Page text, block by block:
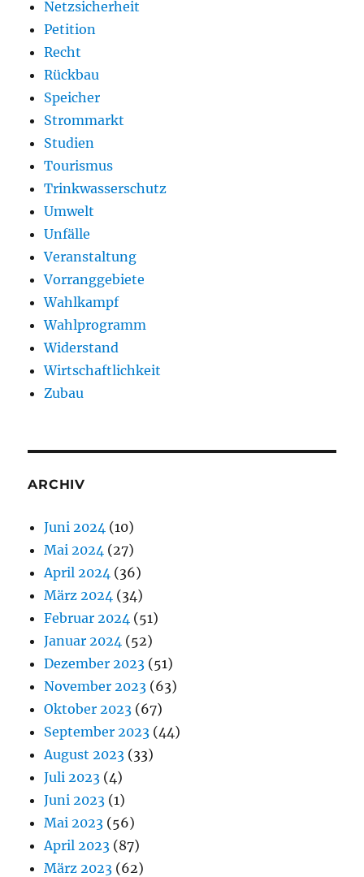
Netzsicherheit
Petition
Recht
Rückbau
Speicher
Strommarkt
Studien
Tourismus
Trinkwasserschutz
Umwelt
Unfälle
Veranstaltung
Vorranggebiete
Wahlkampf
Wahlprogramm
Widerstand
Wirtschaftlichkeit
Zubau
ARCHIV
Juni 2024 (10)
Mai 2024 (27)
April 2024 (36)
März 2024 (34)
Februar 2024 (51)
Januar 2024 (52)
Dezember 2023 (51)
November 2023 (63)
Oktober 2023 (67)
September 2023 (44)
August 2023 (33)
Juli 2023 (4)
Juni 2023 (1)
Mai 2023 (56)
April 2023 (87)
März 2023 (62)